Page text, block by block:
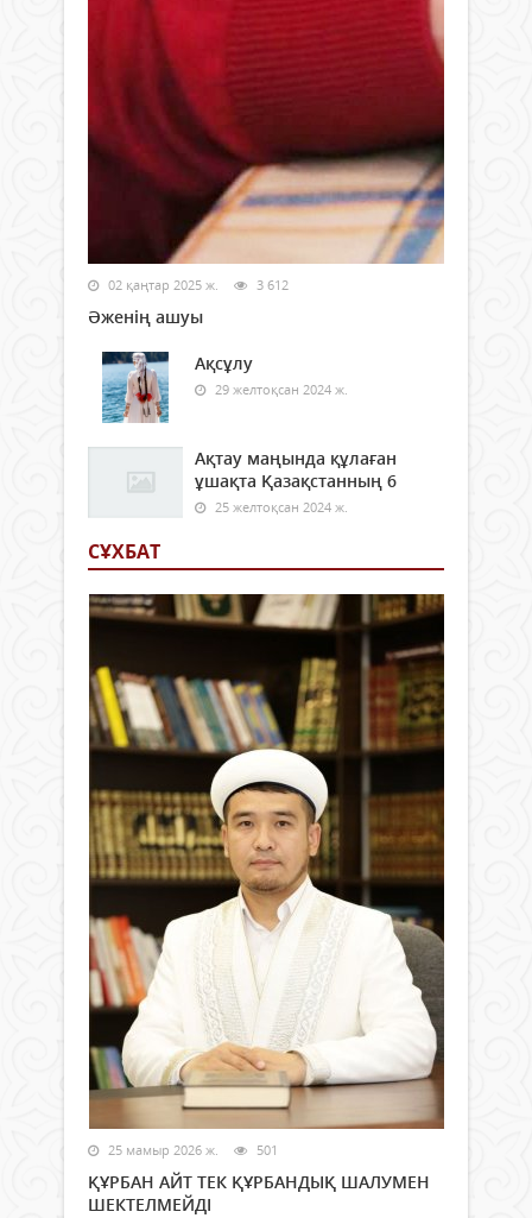
02 қаңтар 2025 ж. 3 612
Әженің ашуы
Ақсұлу
29 желтоқсан 2024 ж.
Ақтау маңында құлаған
ұшақта Қазақстанның 6
25 желтоқсан 2024 ж.
СҰХБАТ
25 мамыр 2026 ж. 501
ҚҰРБАН АЙТ ТЕК ҚҰРБАНДЫҚ ШАЛУМЕН
ШЕКТЕЛМЕЙДІ